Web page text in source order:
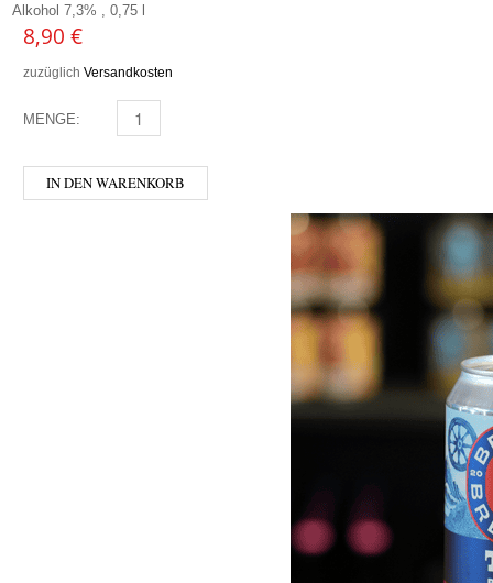
Alkohol 7,3% , 0,75 l
8,90 €
zuzüglich Versandkosten
MENGE: MAISEL & FRIENDS - INDIA ALE MENGE
IN DEN WARENKORB